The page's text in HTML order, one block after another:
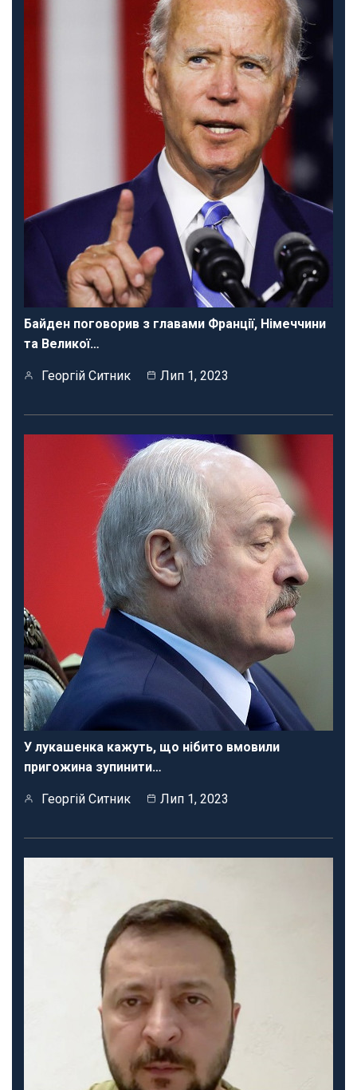
Байден поговорив з главами Франції, Німеччини
та Великої…
Георгій Ситник Лип 1, 2023
У лукашенка кажуть, що нібито вмовили
пригожина зупинити…
Георгій Ситник Лип 1, 2023